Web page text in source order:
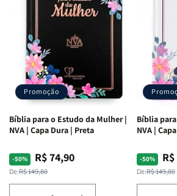
Promoção
Bíblia para o Estudo da Mulher |
NVA | Capa Dura | Preta
-50%
Preço
normal
De:R$ 149,80
Preço
promocional
R$ 74,90
Bíblia
NVA |
-50%
Preço
normal
De:R$ 149,80
Preço